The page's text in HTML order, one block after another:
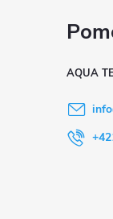
AQUA
info